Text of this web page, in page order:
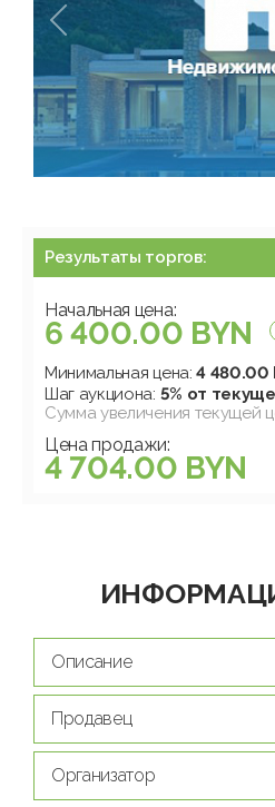
Результаты торгов:
Начальная цена:
6 400.00 BYN
Минимальная цена:4 480.00
Шаг аукциона: 5% от
Сумма увеличения текущей
Цена продажи:
4 704.00 BYN
Описание
Продавец
Организатор